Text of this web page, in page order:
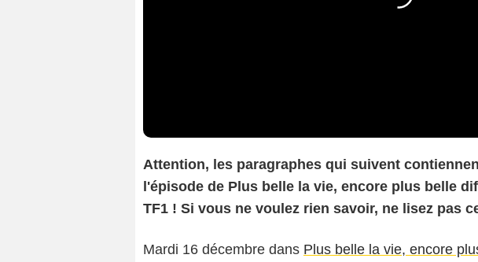
Attention, les paragraphes qui suivent
l'épisode de Plus belle la vie, encore plus belle
TF1 ! Si vous ne voulez rien savoir, ne lisez pas
Mardi 16 décembre dans Plus belle la vie, encore